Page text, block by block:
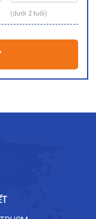
(dưới 2 tuổi)